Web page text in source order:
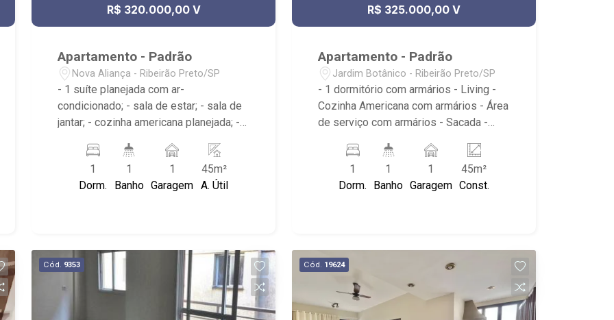
R$ 320.000,00 V
Apartamento - Padrão
Nova Aliança - Ribeirão Preto/SP
- 1 suíte planejada com ar-
condicionado; - sala de estar; - sala de
jantar; - cozinha americana planejada; -
banheiro planejado com box e espelho;
- Condomínio: Portaria 24hrs,
Lavanderia, Copa, Academia, Salão de
1
Dorm.
1
Banho
1
Garagem
45m²
A. Útil
R$ 325.000,00 V
Apartamento - Padrão
Jardim Botânico - Ribeirão Preto/SP
- 1 dormitório com armários - Living -
Cozinha Americana com armários - Área
de serviço com armários - Sacada -
Festas. Portaria comercial - Próximo a
Artbéton Pisos Especiais
1
Dorm.
1
Banho
1
Garagem
45m²
Const.
Cód. 9353 Cód. 19624